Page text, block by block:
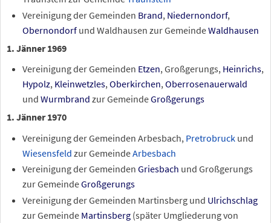
Vereinigung der Gemeinden Brand, Niedernondorf,
Obernondorfund Waldhausen zur GemeindeWaldhausen
1. Jänner 1969
Vereinigung der Gemeinden Etzen, Großgerungs, Heinrichs,
Hypolz, Kleinwetzles,Oberkirchen,Oberrosenauerwald
und Wurmbrand zur GemeindeGroßgerungs
1. Jänner 1970
Vereinigung der Gemeinden Arbesbach, Pretrobruckund
Wiesensfeld zur GemeindeArbesbach
Vereinigung der Gemeinden Griesbach und Großgerungs
zur GemeindeGroßgerungs
Vereinigung der Gemeinden Martinsberg und Ulrichschlag
zur Gemeinde Martinsberg(später Umgliederung von